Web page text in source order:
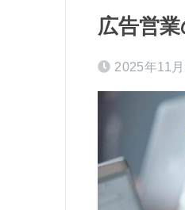
広告営
2025年11月